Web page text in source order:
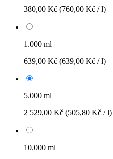
380,00 Kč (760,00 Kč / l)
1.000 ml
639,00 Kč (639,00 Kč / l)
5.000 ml
2 529,00 Kč (505,80 Kč / l)
10.000 ml